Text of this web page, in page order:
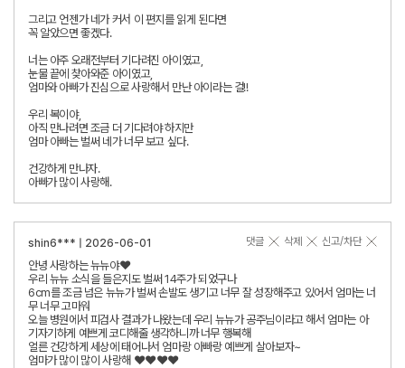
그리고 언젠가 네가 커서 이 편지를 읽게 된다면
꼭 알았으면 좋겠다.
너는 아주 오래전부터 기다려진 아이였고,
눈물 끝에 찾아와준 아이였고,
엄마와 아빠가 진심으로 사랑해서 만난 아이라는 걸!!
우리 복이야,
아직 만나려면 조금 더 기다려야 하지만
엄마 아빠는 벌써 네가 너무 보고 싶다.
건강하게 만나자.
아빠가 많이 사랑해.
shin6*** | 2026-06-01 신고/차단
삭제
댓글
안녕 사랑하는 뉴뉴야❤
우리 뉴뉴 소식을 들은지도 벌써 14주가 되었구나
6cm를 조금 넘은 뉴뉴가 벌써 손발도 생기고 너무 잘 성장해주고 있어서 엄마는 너
무 너무 고마워
오늘 병원에서 피검사 결과가 나왔는데 우리 뉴뉴가 공주님이라고 해서 엄마는 아
기자기하게 예쁘게 코디해줄 생각하니까 너무 행복해
얼른 건강하게 세상에 태어나서 엄마랑 아빠랑 예쁘게 살아보자~
엄마가 많이 많이 사랑해 ❤❤❤❤